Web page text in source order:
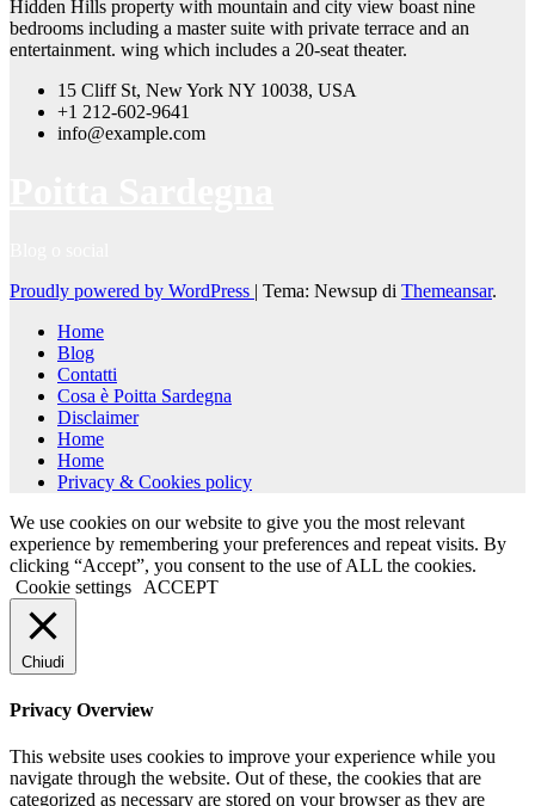
Hidden Hills property with mountain and city view boast nine
bedrooms including a master suite with private terrace and an
entertainment. wing which includes a 20-seat theater.
15 Cliff St, New York NY 10038, USA
+1 212-602-9641
info@example.com
Proudly powered by WordPress | Tema: Newsup di Themeansar.
Home
Blog
Contatti
Cosa è Poitta Sardegna
Disclaimer
Home
Home
Privacy & Cookies policy
We use cookies on our website to give you the most relevant
experience by remembering your preferences and repeat visits. By
clicking “Accept”, you consent to the use of ALL the cookies.
Cookie settings
ACCEPT
Chiudi
Privacy Overview
This website uses cookies to improve your experience while you
navigate through the website. Out of these, the cookies that are
categorized as necessary are stored on your browser as they are